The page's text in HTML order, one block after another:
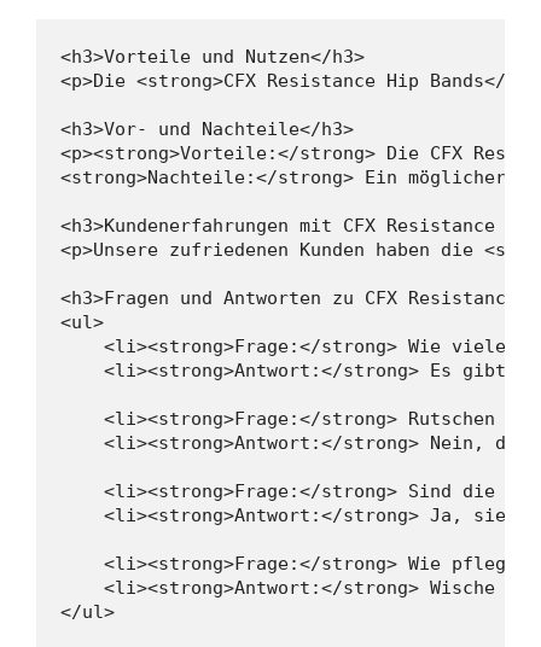
<h3>Vorteile und Nutzen</h3>
<p>Die <strong>CFX Resistance Hip
<h3>Vor- und Nachteile</h3>
<p><strong>Vorteile:</strong> Die CFX
<strong>Nachteile:</strong> Ein möglicher
<h3>Kundenerfahrungen mit CFX Resistance
<p>Unsere zufriedenen Kunden haben die
<h3>Fragen und Antworten zu CFX
<ul>
<li><strong>Frage:</strong> Wie vielen
<li><strong>Antwort:</strong> Es gibt
<li><strong>Frage:</strong> Rutschen
<li><strong>Antwort:</strong> Nein,
<li><strong>Frage:</strong> Sind die
<li><strong>Antwort:</strong> Ja, sie
<li><strong>Frage:</strong> Wie pflege
<li><strong>Antwort:</strong> Wische
</ul>